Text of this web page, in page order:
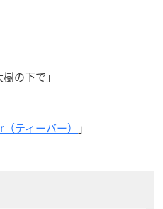
の下で」
ティーバー）
」